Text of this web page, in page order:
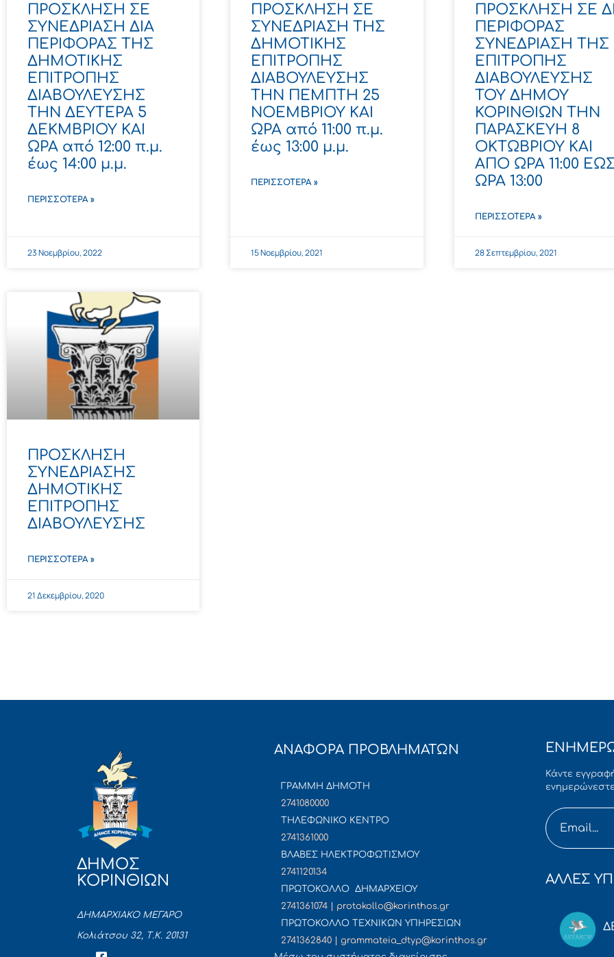
ΠΡΟΣΚΛΗΣΗ ΣΕ
ΣΥΝΕΔΡΙΑΣΗ ΔΙΑ
ΠΕΡΙΦΟΡΑΣ ΤΗΣ
ΔΗΜΟΤΙΚΗΣ
ΕΠΙΤΡΟΠΗΣ
ΔΙΑΒΟΥΛΕΥΣΗΣ
ΤΗΝ ΔΕΥΤΕΡΑ 5
ΔΕΚΜΒΡΙΟΥ ΚΑΙ
ΩΡΑ από 12:00 π.μ.
έως 14:00 μ.μ.
ΠΕΡΙΣΣΌΤΕΡΑ »
23 Νοεμβρίου, 2022
ΠΡΟΣΚΛΗΣΗ ΣΕ
ΣΥΝΕΔΡΙΑΣΗ ΤΗΣ
ΔΗΜΟΤΙΚΗΣ
ΕΠΙΤΡΟΠΗΣ
ΔΙΑΒΟΥΛΕΥΣΗΣ
ΤΗΝ ΠΕΜΠΤΗ 25
ΝΟΕΜΒΡΙΟΥ ΚΑΙ
ΩΡΑ από 11:00 π.μ.
έως 13:00 μ.μ.
ΠΕΡΙΣΣΌΤΕΡΑ »
15 Νοεμβρίου, 2021
ΠΡΟΣΚΛΗΣΗ ΣΕ
ΠΕΡΙΦΟΡΑΣ
ΣΥΝΕΔΡΙΑΣΗ ΤΗΣ
ΕΠΙΤΡΟΠΗΣ
ΔΙΑΒΟΥΛΕΥΣΗΣ
ΤΟΥ ΔΗΜΟΥ
ΚΟΡΙΝΘΙΩΝ ΤΗΝ
ΠΑΡΑΣΚΕΥΗ 8
ΟΚΤΩΒΡΙΟΥ ΚΑΙ
ΑΠΟ ΩΡΑ 11:00
ΩΡΑ 13:00
ΠΕΡΙΣΣΌΤΕΡΑ »
28 Σεπτεμβρίου, 2021
ΠΡΟΣΚΛΗΣΗ
ΣΥΝΕΔΡΙΑΣΗΣ
ΔΗΜΟΤΙΚΗΣ
ΕΠΙΤΡΟΠΗΣ
ΔΙΑΒΟΥΛΕΥΣΗΣ
ΠΕΡΙΣΣΌΤΕΡΑ »
21 Δεκεμβρίου, 2020
ΔΗΜΟΣ
ΚΟΡΙΝΘΙΩΝ
ΔΗΜΑΡΧΙΑΚΟ ΜΕΓΑΡΟ
Κολιάτσου 32, Τ.Κ. 20131
ΑΝΑΦΟΡΑ ΠΡΟΒΛΗΜΑΤΩΝ
ΓΡΑΜΜΗ ΔΗΜΟΤΗ
2741080000
ΤΗΛΕΦΩΝΙΚΟ ΚΕΝΤΡΟ
2741361000
ΒΛΑΒΕΣ ΗΛΕΚΤΡΟΦΩΤΙΣΜΟΥ
2741120134
ΠΡΩΤΟΚΟΛΛΟ ΔΗΜΑΡΧΕΙΟΥ
2741361074 | protokollo@korinthos.gr
ΠΡΩΤΟΚΟΛΛΟ ΤΕΧΝΙΚΩΝ ΥΠΗΡΕΣΙΩΝ
2741362840 | grammateia_dtyp@korinthos.gr
Κάντε
ΑΛΛΕΣ